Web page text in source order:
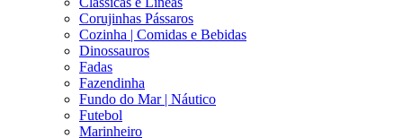
Corujinhas Pássaros
Cozinha | Comidas e Bebidas
Dinossauros
Fadas
Fazendinha
Fundo do Mar | Náutico
Futebol
Marinheiro